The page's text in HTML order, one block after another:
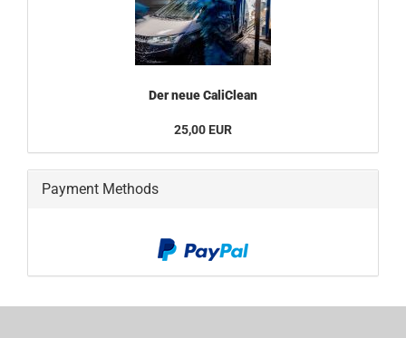
Der neue CaliClean
25,00 EUR
Payment Methods